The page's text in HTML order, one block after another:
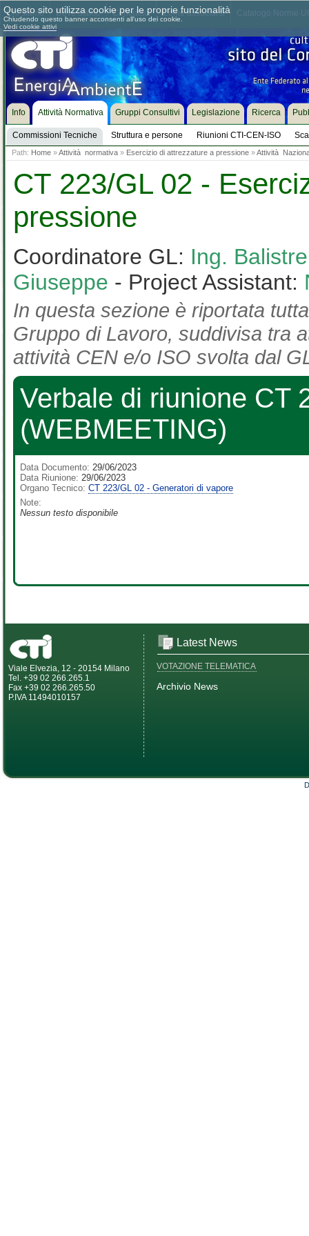
Chi siamo Dove siamo Contattaci Come associarsi
Info Attività Normativa
Commissioni Tecniche Struttura e persone Riunioni CTI-CEN-ISO
Gruppi Consultivi Legislazione Ricerca
Path: Home »Attività normativa » Esercizio di attrezzature a pressione »Attività
CT 223/GL 02 -
pressione
Coordinatore GL: Ing.
Giuseppe - Project Assistant:
In questa sezione è riportata
Gruppo di Lavoro, suddivisa tra
attività CEN e/o ISO svolta dal
Verbale di riunione CT
(WEBMEETING)
Data Documento: 29/06/2023
Data Riunione: 29/06/2023
Organo Tecnico: CT 223/GL 02 - Generatori di vapore
Note:
Nessun testo disponibile
Viale Elvezia, 12 - 20154 Milano
Tel. +39 02 266.265.1
Fax +39 02 266.265.50
P.IVA 11494010157
Latest News
VOTAZIONE TELEMATICA
Archivio News
Questo sito utilizza cookie per le proprie funzionalità
Chiudendo questo banner acconsenti all'uso dei cookie.
Vedi cookie attivi